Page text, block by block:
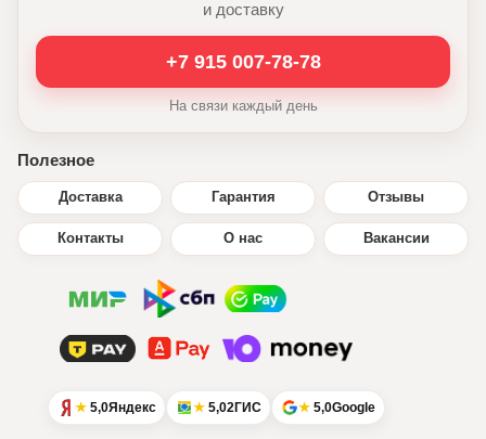
и доставку
+7 915 007-78-78
На связи каждый день
Полезное
Доставка Гарантия Отзывы
Контакты О нас Вакансии
5,0Яндекс 5,02ГИС 5,0Google